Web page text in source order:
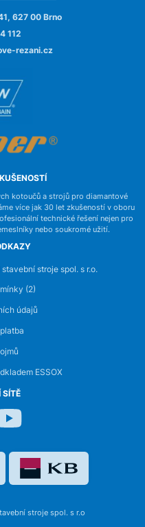
627 00 Brno
112
rezani.cz
kotoučů a strojů pro diamantové
více jak 30 let zkušeností v oboru
technické řešení nejen pro
nebo soukromé užití.
stroje spol. s r.o.
(2)
údajů
ESSOX
SÍTĚ
stroje spol. s r.o